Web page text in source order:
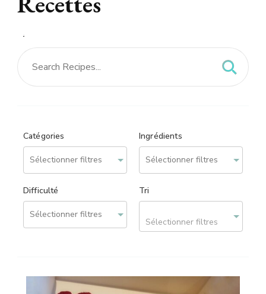
Catégories Ingrédients
Difficulté Tri
Sélectionner filtres